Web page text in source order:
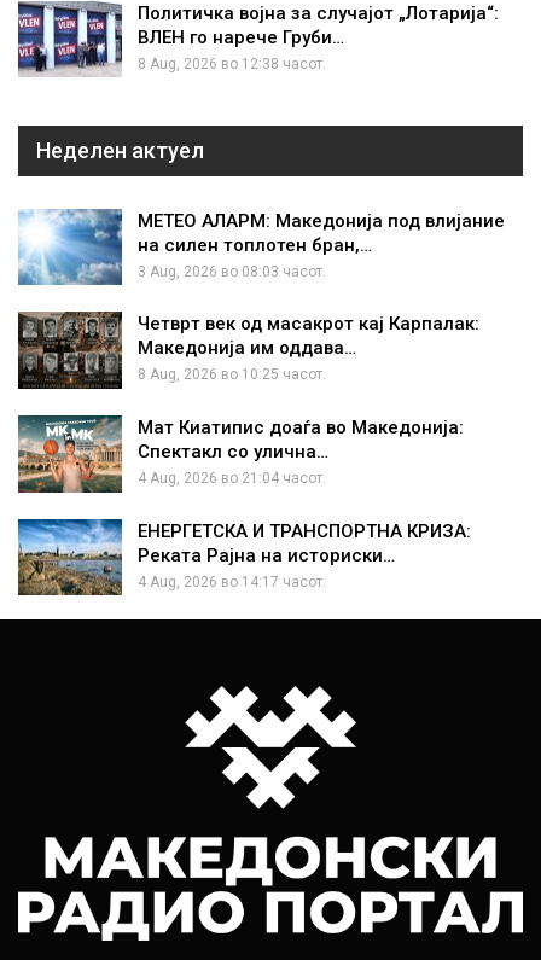
Политичка војна за случајот „Лотарија“:
ВЛЕН го нарече Груби…
8 Aug, 2026 во 12:38 часот.
Неделен актуел
МЕТЕО АЛАРМ: Македонија под влијание
на силен топлотен бран,…
3 Aug, 2026 во 08:03 часот.
Четврт век од масакрот кај Карпалак:
Македонија им оддава…
8 Aug, 2026 во 10:25 часот.
Мат Киатипис доаѓа во Македонија:
Спектакл со улична…
4 Aug, 2026 во 21:04 часот.
ЕНЕРГЕТСКА И ТРАНСПОРТНА КРИЗА:
Реката Рајна на историски…
4 Aug, 2026 во 14:17 часот.